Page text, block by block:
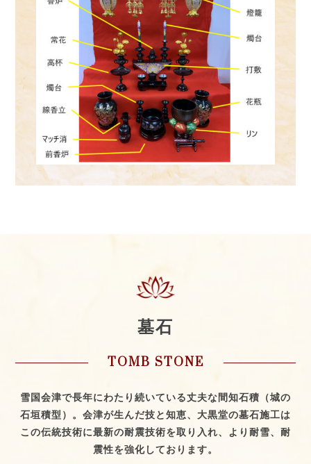
墓石
TOMB STONE
雪国会津で長年にわたり続いている丈夫な間知石積（城の
石垣積型）。 会津が生んだ技と知恵、大黒堂の墓石施工は
この伝統技術に最新の耐震技術を取り入れ、より耐雪、耐
震性を強化しております。